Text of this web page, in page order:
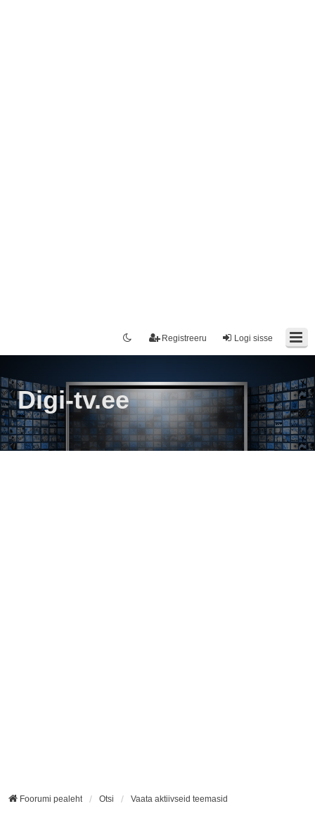
Logi sisse
Registreeru
Digi-tv.ee
Foorumi pealeht Otsi Vaata aktiivseid teemasid